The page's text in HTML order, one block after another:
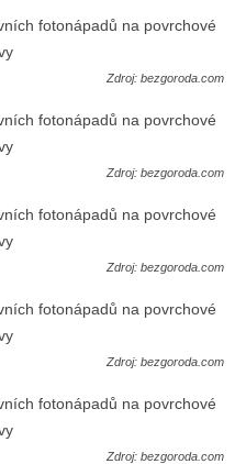
Zdroj: bezgoroda.com
Zdroj: bezgoroda.com
Zdroj: bezgoroda.com
Zdroj: bezgoroda.com
Zdroj: bezgoroda.com